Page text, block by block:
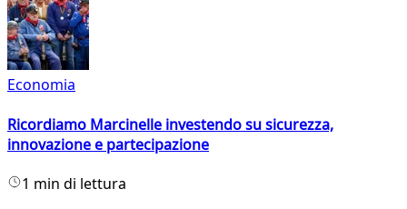
Economia
Ricordiamo Marcinelle investendo su sicurezza,
innovazione e partecipazione
1 min di lettura